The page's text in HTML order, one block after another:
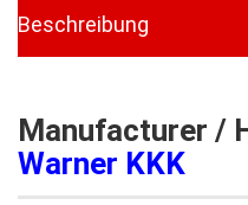
Beschreibung
Manufacturer /
Warner KKK